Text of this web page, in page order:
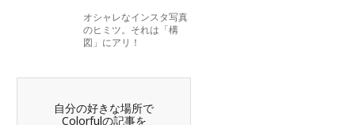
オシャレなインスタ写真
のヒミツ。それは「構
図」にアリ！
自分の好きな場所で
Colorfulの記事を